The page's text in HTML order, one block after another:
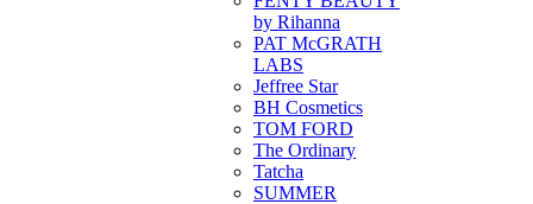
by Rihanna
PAT McGRATH
LABS
Jeffree Star
BH Cosmetics
TOM FORD
The Ordinary
Tatcha
SUMMER